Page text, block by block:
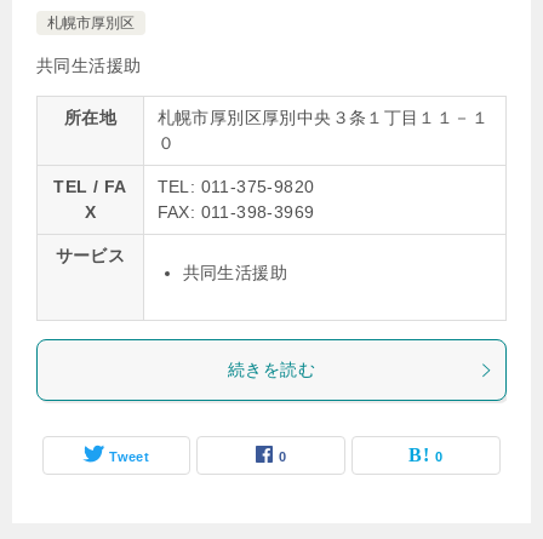
札幌市厚別区
共同生活援助
所在地
札幌市厚別区厚別中央３条１丁目１１－１
０
TEL / FA
X
TEL: 011-375-9820
FAX: 011-398-3969
サービス
共同生活援助
続きを読む
Tweet 0 0